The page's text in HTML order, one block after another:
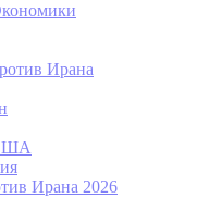
Ирана
Ирана 2026